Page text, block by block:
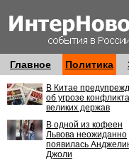
Главное Политика
В Китае
об угрозе конфликта
великих держав
В одной из кофеен
Львова неожиданно
появилась
Джоли